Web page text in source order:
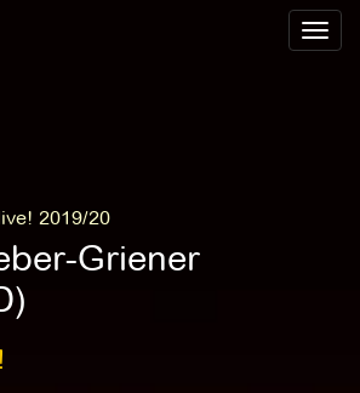
Toggle
2019/20
Griener